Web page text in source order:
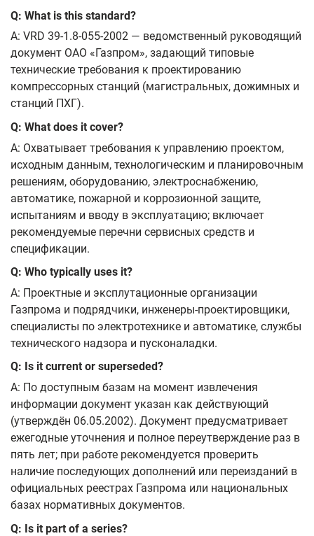
Q: What is this standard?
A: VRD 39-1.8-055-2002 — ведомственный руководящий
документ ОАО «Газпром», задающий типовые
технические требования к проектированию
компрессорных станций (магистральных, дожимных и
станций ПХГ).
Q: What does it cover?
A: Охватывает требования к управлению проектом,
исходным данным, технологическим и планировочным
решениям, оборудованию, электроснабжению,
автоматике, пожарной и коррозионной защите,
испытаниям и вводу в эксплуатацию; включает
рекомендуемые перечни сервисных средств и
спецификации.
Q: Who typically uses it?
A: Проектные и эксплутационные организации
Газпрома и подрядчики, инженеры-проектировщики,
специалисты по электротехнике и автоматике, службы
технического надзора и пусконаладки.
Q: Is it current or superseded?
A: По доступным базам на момент извлечения
информации документ указан как действующий
(утверждён 06.05.2002). Документ предусматривает
ежегодные уточнения и полное переутверждение раз в
пять лет; при работе рекомендуется проверить
наличие последующих дополнений или переизданий в
официальных реестрах Газпрома или национальных
базах нормативных документов.
Q: Is it part of a series?